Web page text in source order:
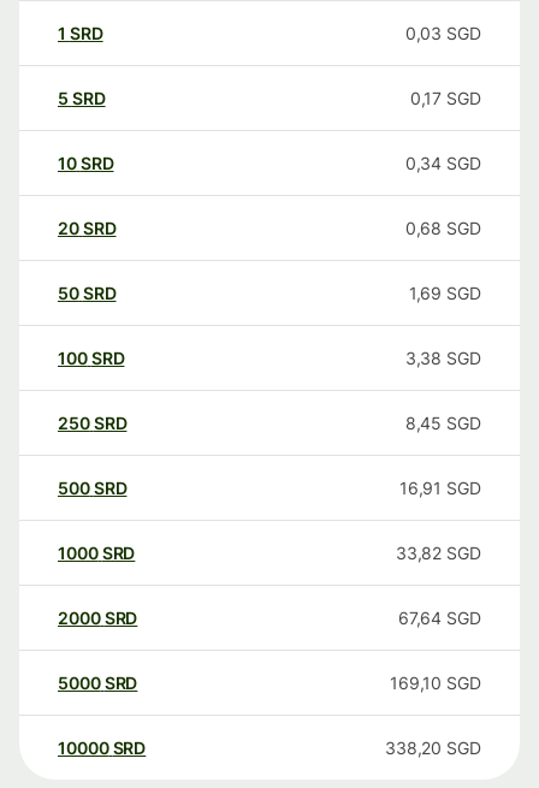
1 SRD 0,03 SGD
5 SRD 0,17 SGD
10SRD 0,34 SGD
20SRD 0,68 SGD
50SRD 1,69 SGD
100SRD 3,38 SGD
250SRD 8,45 SGD
500SRD 16,91 SGD
1000SRD 33,82 SGD
2000SRD 67,64 SGD
5000SRD 169,10 SGD
10000 SRD 338,20 SGD